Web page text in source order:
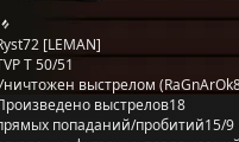
[LEMAN]
T 50/51
выстрелом
выстрелов18
попаданий/пробитий15/9